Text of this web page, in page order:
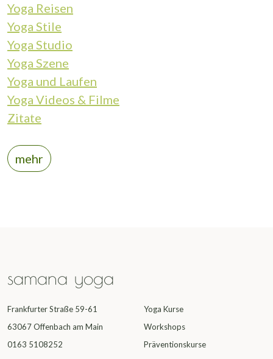
Yoga Reisen
Yoga Stile
Yoga Studio
Yoga Szene
Yoga und Laufen
Yoga Videos & Filme
Zitate
mehr
samana yoga
Frankfurter Straße 59-61
63067 Offenbach am Main
0163 5108252
Yoga Kurse
Workshops
Präventionskurse